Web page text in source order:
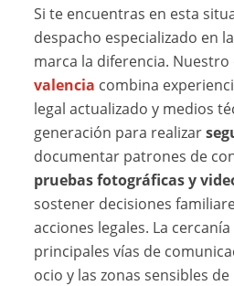
Si te encuentras en esta
despacho especializado en
marca la diferencia.
valencia combina
legal actualizado y medios
generación para realizar
documentar patrones de
pruebas fotográficas y
sostener decisiones
acciones legales. La
principales vías de
ocio y las zonas sensibles